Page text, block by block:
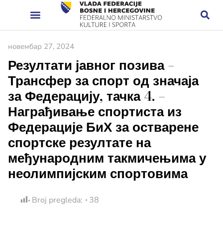
новембар 27, 2024
Резултати јавног позива –
Трансфер за спорт од значаја
за Федерацију, тачка 4. –
Награђивање спортиста из
Федерације БиХ за остварене
спортске резултате на
међународним такмичењима у
неолимпијским спортовима
Broj pregleda: 38